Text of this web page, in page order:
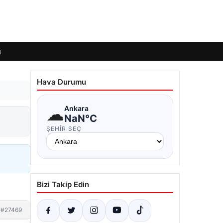
#27469
Hava Durumu
☁Ankara
NaN°C
ŞEHIR SEÇ
Bizi Takip Edin